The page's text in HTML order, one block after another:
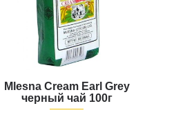
Mlesna Cream Earl Grey
черный чай 100г